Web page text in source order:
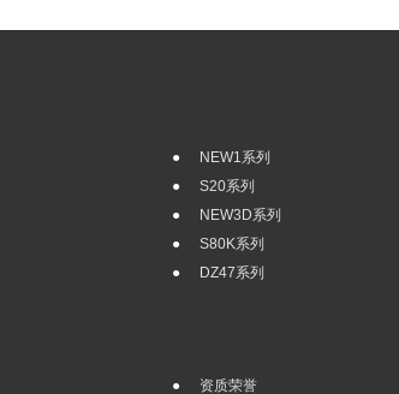
NEW1系列
S20系列
NEW3D系列
S80K系列
DZ47系列
资质荣誉